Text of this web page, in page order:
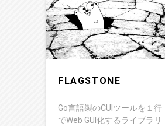
FLAGSTONE
Go言語製のCUIツールを１行
でWeb GUI化するライブラリ